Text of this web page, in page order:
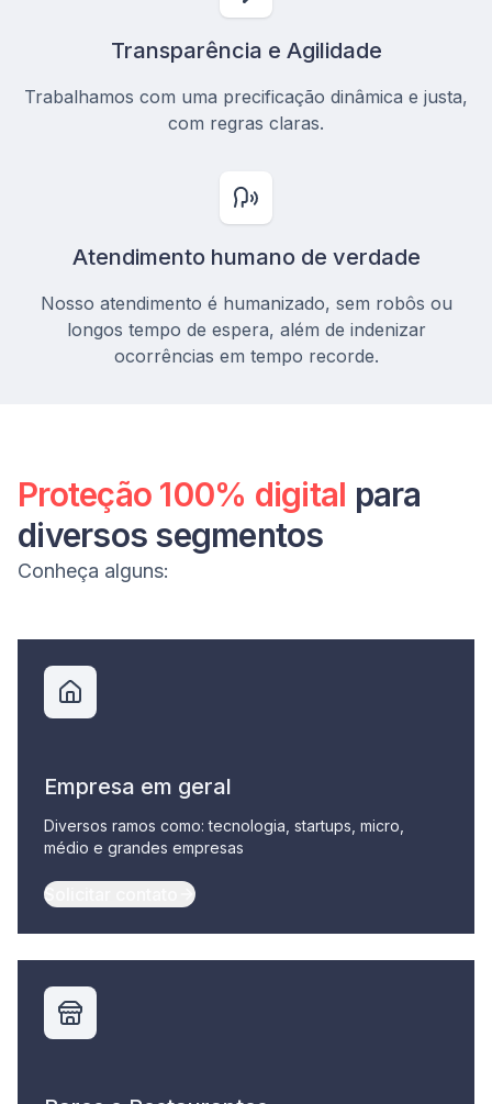
Transparência e Agilidade
Trabalhamos com uma precificação dinâmica e justa,
com regras claras.
Atendimento humano de verdade
Nosso atendimento é humanizado, sem robôs ou
longos tempo de espera, além de indenizar
ocorrências em tempo recorde.
Proteção 100% digital para
diversos segmentos
Conheça alguns:
Empresa em geral
Diversos ramos como: tecnologia, startups, micro,
médio e grandes empresas
Solicitar contato